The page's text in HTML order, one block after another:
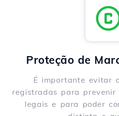
Proteção de
É importante evitar
registradas para prevenir
legais e para poder